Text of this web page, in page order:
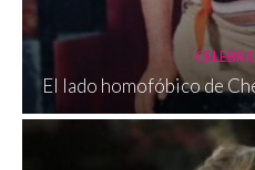
El lado homofóbico de